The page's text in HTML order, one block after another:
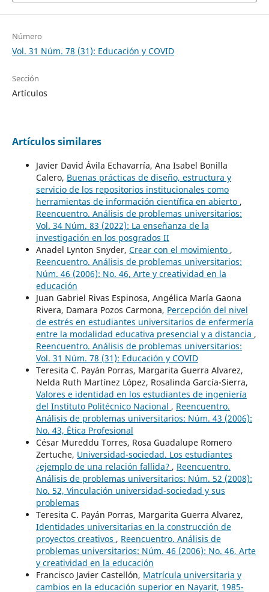
Número
Vol. 31 Núm. 78 (31): Educación y COVID
Sección
Artículos
Artículos similares
Javier David Ávila Echavarría, Ana Isabel Bonilla
Calero, Buenas prácticas de diseño, estructura y
servicio de los repositorios institucionales como
herramientas de información científica en abierto ,
Reencuentro. Análisis de problemas universitarios:
Vol. 34 Núm. 83 (2022): La enseñanza de la
investigación en los posgrados II
Anadel Lynton Snyder, Crear con el movimiento ,
Reencuentro. Análisis de problemas universitarios:
Núm. 46 (2006): No. 46, Arte y creatividad en la
educación
Juan Gabriel Rivas Espinosa, Angélica María Gaona
Rivera, Damara Pozos Carmona, Percepción del nivel
de estrés en estudiantes universitarios de enfermería
entre la modalidad educativa presencial y a distancia ,
Reencuentro. Análisis de problemas universitarios:
Vol. 31 Núm. 78 (31): Educación y COVID
Teresita C. Payán Porras, Margarita Guerra Alvarez,
Nelda Ruth Martínez López, Rosalinda García-Sierra,
Valores e identidad en los estudiantes de ingeniería
del Instituto Politécnico Nacional , Reencuentro.
Análisis de problemas universitarios: Núm. 43 (2006):
No. 43, Ética Profesional
César Mureddu Torres, Rosa Guadalupe Romero
Zertuche, Universidad-sociedad. Los estudiantes
¿ejemplo de una relación fallida? , Reencuentro.
Análisis de problemas universitarios: Núm. 52 (2008):
No. 52, Vinculación universidad-sociedad y sus
problemas
Teresita C. Payán Porras, Margarita Guerra Alvarez,
Identidades universitarias en la construcción de
proyectos creativos , Reencuentro. Análisis de
problemas universitarios: Núm. 46 (2006): No. 46, Arte
y creatividad en la educación
Francisco Javier Castellón, Matrícula universitaria y
cambios en la educación superior en Nayarit, 1985-